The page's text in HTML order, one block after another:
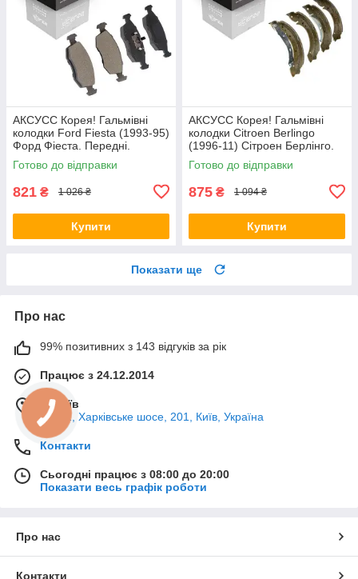
АКСУСС Корея! Гальмівні
колодки Ford Fiesta (1993-95)
Форд Фіеста. Передні.
GDB371 , TAR579 , TAR276
Готово до відправки
821 ₴ 1 026 ₴
Купити
АКСУСС Корея! Гальмівні
колодки Citroen Berlingo
(1996-11) Сітроен Берлінго.
Задні. Барабан. GS8635 ,
FSB567
Готово до відправки
875 ₴ 1 094 ₴
Купити
Показати ще
Про нас
99% позитивних з 143 відгуків за рік
Працює з 24.12.2014
м. Київ
02121, Харківське шосе, 201, Київ, Україна
Контакти
Сьогодні працює з 08:00 до 20:00
Показати весь графік роботи
Про нас
Контакти